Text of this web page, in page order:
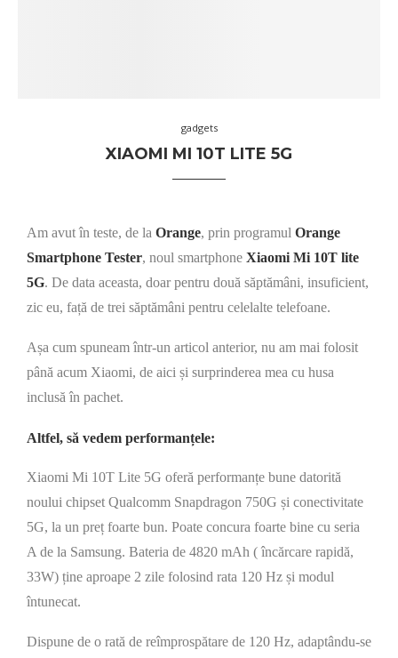
gadgets
XIAOMI MI 10T LITE 5G
Am avut în teste, de la Orange, prin programul Orange
Smartphone Tester, noul smartphone Xiaomi Mi 10T lite
5G. De data aceasta, doar pentru două săptămâni, insuficient,
zic eu, față de trei săptămâni pentru celelalte telefoane.
Așa cum spuneam într-un articol anterior, nu am mai folosit
până acum Xiaomi, de aici și surprinderea mea cu husa
inclusă în pachet.
Altfel, să vedem performanțele:
Xiaomi Mi 10T Lite 5G oferă performanțe bune datorită
noului chipset Qualcomm Snapdragon 750G și conectivitate
5G, la un preț foarte bun. Poate concura foarte bine cu seria
A de la Samsung. Bateria de 4820 mAh ( încărcare rapidă,
33W) ține aproape 2 zile folosind rata 120 Hz și modul
întunecat.
Dispune de o rată de reîmprospătare de 120 Hz, adaptându-se